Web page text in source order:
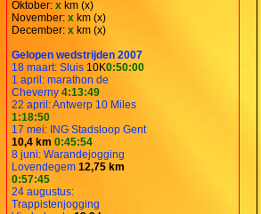
Oktober: x km (x)
November: x km (x)
December: x km (x)
Gelopen wedstrijden 2007
18 maart: Sluis 10K0:50:00
1 april: marathon de
Cheverny 4:13:49
22 april: Antwerp 10 Miles
1:18:50
17 mei: ING Stadsloop Gent
10,4 km 0:45:54
8 juni: Warandejogging
Lovendegem 12,75 km
0:57:45
24 augustus:
Trappistenjogging